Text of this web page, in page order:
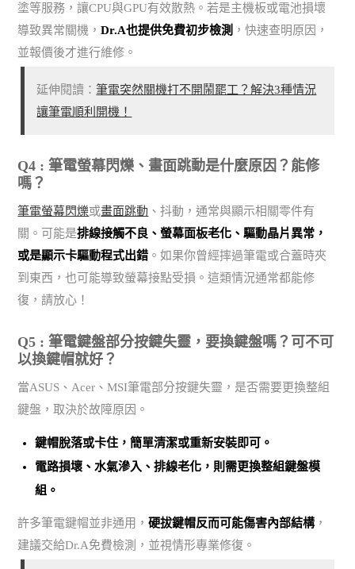
塗等服務，讓CPU與GPU有效散熱。若是主機板或電池損壞
導致異常關機，Dr.A也提供免費初步檢測 ，快速查明原因，
並報價後才進行維修。
延伸閱讀：筆電突然關機打不開鬧罷工？解決3種情況
讓筆電順利開機！
Q4 : 筆電螢幕閃爍、畫面跳動是什麼原因？能修
嗎？
筆電螢幕閃爍或畫面跳動 、抖動，通常與顯示相關零件有
關。可能是排線接觸不良、螢幕面板老化、驅動晶片異常，
或是顯示卡驅動程式出錯 。如果你曾經摔過筆電或合蓋時夾
到東西，也可能導致螢幕接點受損。這類情況通常都能修
復，請放心！
Q5 : 筆電鍵盤部分按鍵失靈，要換鍵盤嗎？可不可
以換鍵帽就好？
當ASUS、Acer、MSI筆電部分按鍵失靈，是否需要更換整組
鍵盤，取決於故障原因。
鍵帽脫落或卡住，簡單清潔或重新安裝即可。
電路損壞、水氣滲入、排線老化，則需更換整組鍵盤模
組。
許多筆電鍵帽並非通用，硬拔鍵帽反而可能傷害內部結構，
建議交給Dr.A免費檢測，並視情形專業修復。